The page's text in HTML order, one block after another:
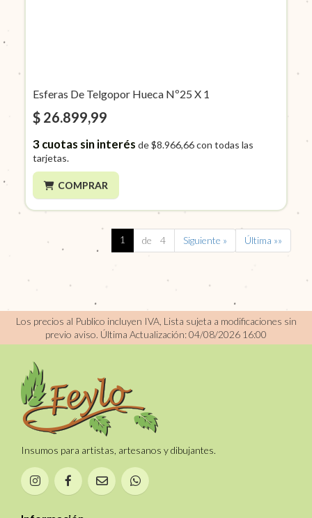
Esferas De Telgopor Hueca Nº25 X 1
$ 26.899,99
3cuotas sin interés de$8.966,66con todas las
tarjetas.
COMPRAR
1 de 4 Siguiente » Última »»
Los precios al Publico incluyen IVA, Lista sujeta a modificaciones sin
previo aviso. Última Actualización: 04/08/2026 16:00
Insumos para artistas, artesanos y dibujantes.